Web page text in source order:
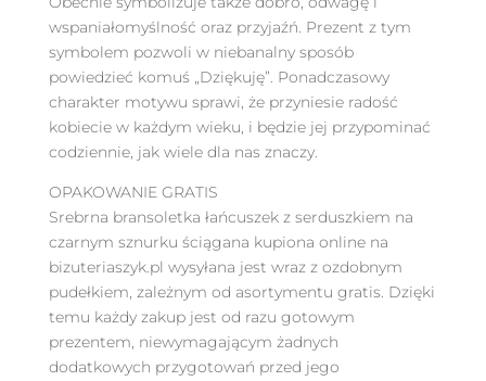
wspaniałomyślność oraz przyjaźń. Prezent z tym
symbolem pozwoli w niebanalny sposób
powiedzieć komuś „Dziękuję”. Ponadczasowy
charakter motywu sprawi, że przyniesie radość
kobiecie w każdym wieku, i będzie jej przypominać
codziennie, jak wiele dla nas znaczy.
OPAKOWANIE GRATIS
Srebrna bransoletka łańcuszek z serduszkiem na
czarnym sznurku ściągana kupiona online na
bizuteriaszyk.pl wysyłana jest wraz z ozdobnym
pudełkiem, zależnym od asortymentu gratis. Dzięki
temu każdy zakup jest od razu gotowym
prezentem, niewymagającym żadnych
dodatkowych przygotowań przed jego